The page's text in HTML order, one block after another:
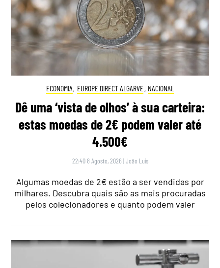
ECONOMIA, EUROPE DIRECT ALGARVE, NACIONAL
Dê uma ‘vista de olhos’ à sua carteira:
estas moedas de 2€ podem valer até
4.500€
22:40 8 Agosto, 2026 |João Luís
Algumas moedas de 2€ estão a ser vendidas por
milhares. Descubra quais são as mais procuradas
pelos colecionadores e quanto podem valer